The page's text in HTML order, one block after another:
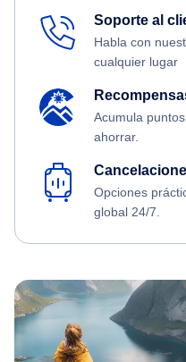
Soporte al
Habla con
cualquier lugar
Acumula
ahorrar.
Opciones
global 24/7.